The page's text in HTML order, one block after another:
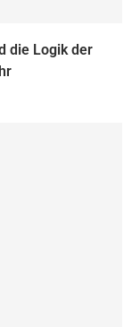
die Logik der